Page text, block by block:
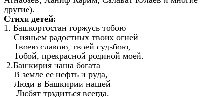
другие).
Стихи детей:
1. Башкортостан горжусь тобою
Сияньем радостных твоих огней
Твоею славою, твоей судьбою,
Тобой, прекрасной родиной моей.
2.Башкирия наша богата
В земле ее нефть и руда,
Люди в Башкирии нашей
Любят трудиться всегда.